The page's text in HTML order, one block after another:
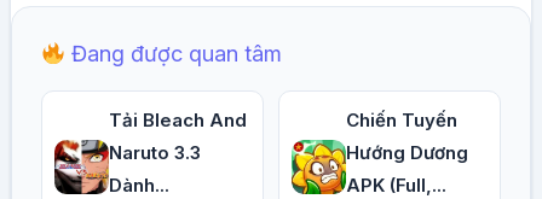
Đang được quan tâm
Tải Bleach And
Naruto 3.3
Dành...
Chiến Tuyến
Hướng Dương
APK (Full,...